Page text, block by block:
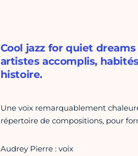
Cool jazz for quiet
artistes accomplis,
histoire.
Une voix remarquablement
répertoire de compositions, pour
Audrey Pierre : voix